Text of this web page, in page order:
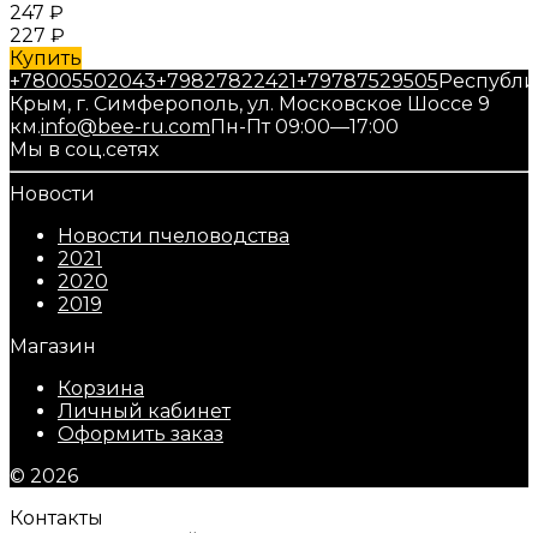
247 ₽
227 ₽
Купить
+78005502043+79827822421+79787529505
Крым, г. Симферополь, ул. Московское Шоссе 9
км.info@bee-ru.comПн-Пт 09:00—17:00
Мы в соц.сетях
Новости
Новости пчеловодства
2021
2020
2019
Магазин
Корзина
Личный кабинет
Оформить заказ
© 2026
Контакты